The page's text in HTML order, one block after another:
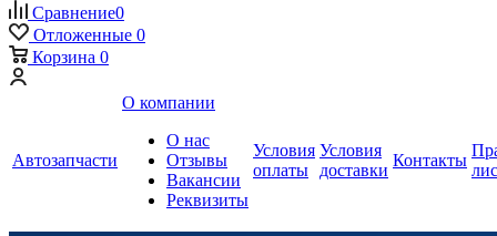
Сравнение0
Отложенные 0
Корзина 0
Автозапчасти
О компании
О нас
Отзывы
Вакансии
Реквизиты
Условия
оплаты
Условия
доставки
Контакты